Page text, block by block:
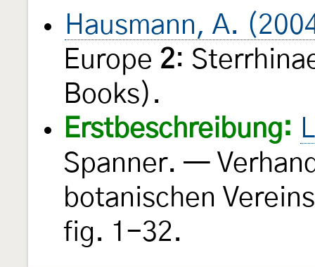
Hausmann, A.
Europe 2:
Books).
Erstbeschreibung:
Spanner. —
botanischen
fig. 1-32.